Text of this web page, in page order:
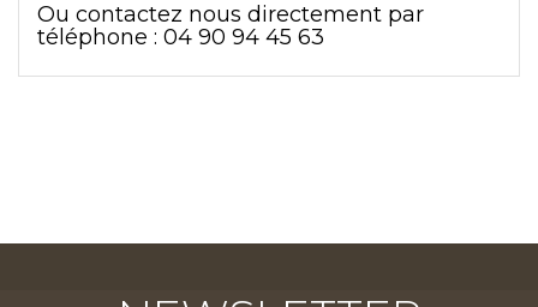
Ou contactez nous directement par
téléphone : 04 90 94 45 63